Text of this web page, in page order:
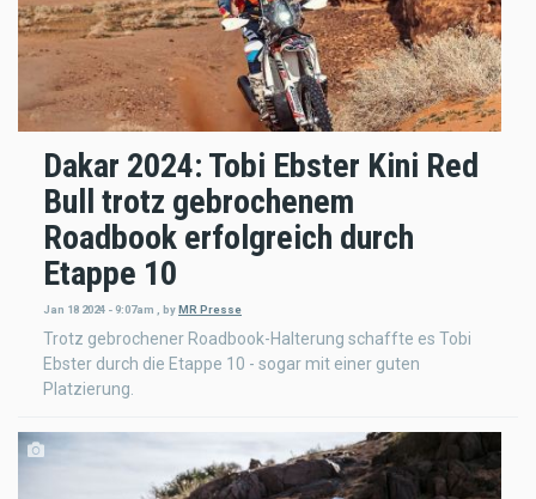
Dakar 2024: Tobi Ebster Kini Red
Bull trotz gebrochenem
Roadbook erfolgreich durch
Etappe 10
Jan 18 2024 - 9:07am byMR Presse
Trotz gebrochener Roadbook-Halterung schaffte es Tobi
Ebster durch die Etappe 10 - sogar mit einer guten
Platzierung.